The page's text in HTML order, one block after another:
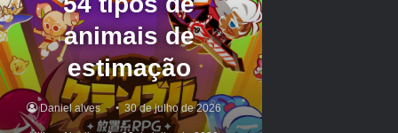
4Jogador:
O cronograma de lançamento para junho de
2026 já está decidido há algum tempo.
Sr.